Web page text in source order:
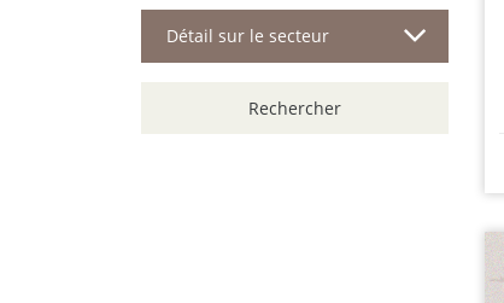
Détail sur le secteur
Rechercher